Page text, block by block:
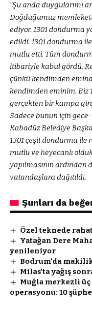
“Şu anda duygularımı
Doğduğumuz
ediyor. 1301 dondurma
edildi. 1301 dondurma
mutlu etti. Tüm
itibariyle kabul gördü.
çünkü kendimden
kendimden eminim. Biz
gerçekten bir kampa
Sadece bunun için gece-
Kabadüz Belediye
1301 çeşit dondurma ile
mutlu ve heyecanlı
yapılmasının
vatandaşlara dağıtıldı.
Şunları da
Özel teknede
Yatağan Dere
yenileniyor
Bodrum’da
Milas’ta yağış
Muğla merkezli üç
operasyonu: 10